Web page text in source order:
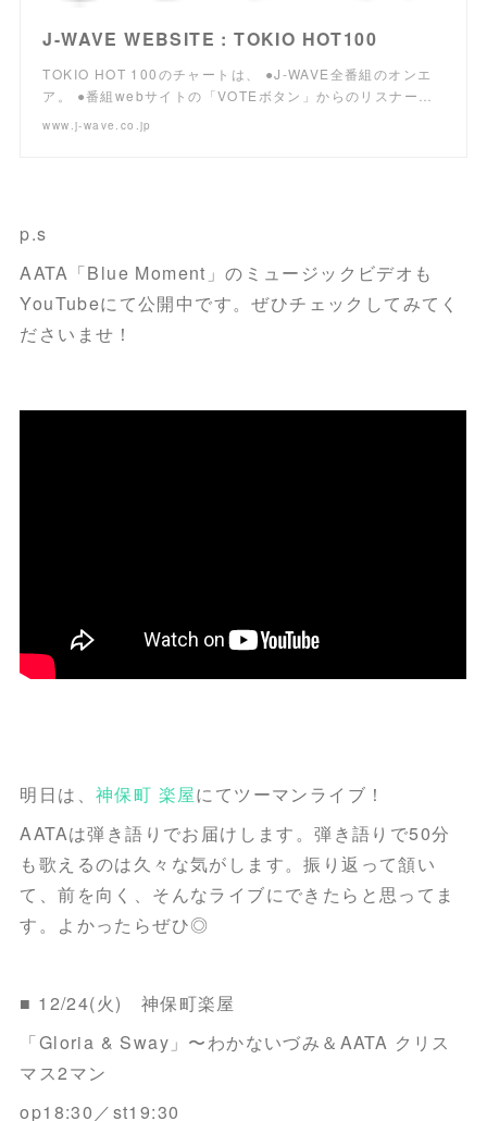
J-WAVE WEBSITE : TOKIO HOT100
TOKIO HOT 100のチャートは、 ●J-WAVE全番組のオンエ
ア。 ●番組webサイトの「VOTEボタン」からのリスナー…
www.j-wave.co.jp
p.s
AATA「Blue Moment」のミュージックビデオも
YouTubeにて公開中です。ぜひチェックしてみてく
ださいませ！
明日は、 神保町 楽屋にてツーマンライブ！
AATAは弾き語りでお届けします。弾き語りで50分
も歌えるのは久々な気がします。振り返って頷い
て、前を向く、そんなライブにできたらと思ってま
す。よかったらぜひ◎
■ 12/24(火) 神保町楽屋
「Gloria & Sway」〜わかないづみ＆AATA クリス
マス2マン
op18:30／st19:30